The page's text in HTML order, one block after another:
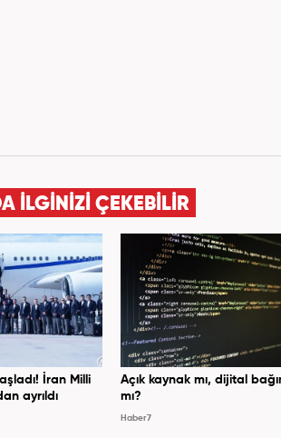
İLGİNİZİ ÇEKEBİLİR
İran Milli
ayrıldı
Açık kaynak mı, dijital
mı?
Haber7